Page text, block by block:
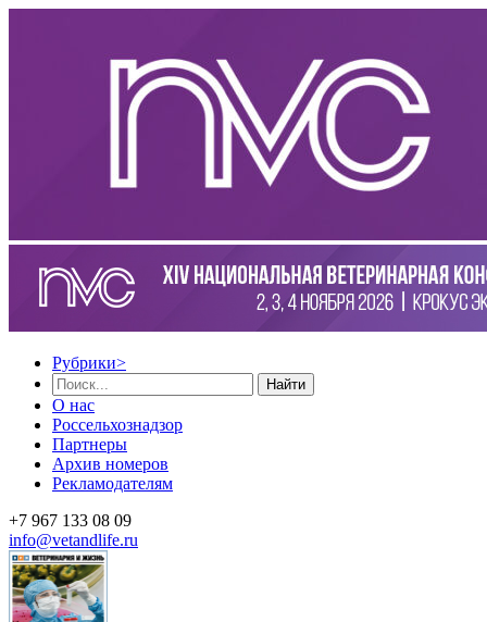
Рубрики>
Найти
О нас
Россельхознадзор
Партнеры
Архив номеров
Рекламодателям
+7 967 133 08 09
info@vetandlife.ru